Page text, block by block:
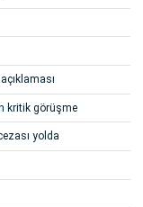
kritik görüşme
yolda